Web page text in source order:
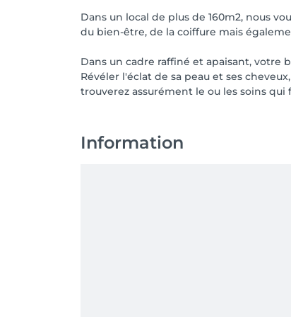
Dans un local de plus de 160m2, nous
du bien-être, de la coiffure mais
Dans un cadre raffiné et apaisant,
Révéler l'éclat de sa peau et ses
trouverez assurément le ou les soins
Information